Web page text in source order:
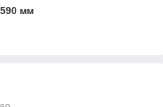
590 мм